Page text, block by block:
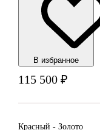
В избранноe
115 500 ₽
Красный - Золото